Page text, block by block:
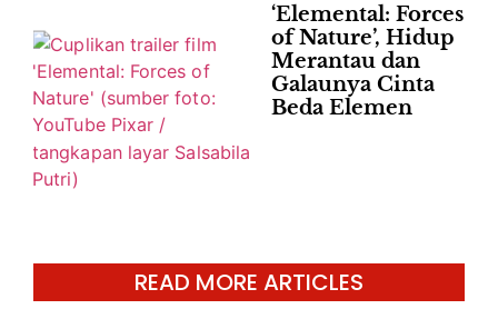
‘Elemental: Forces
of Nature’, Hidup
Merantau dan
Galaunya Cinta
Beda Elemen
READ MORE ARTICLES